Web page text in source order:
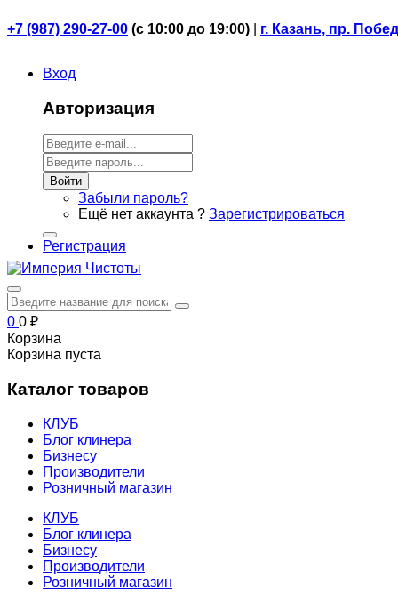
+7 (987) 290-27-00 (с 10:00 до 19:00) г. Казань, пр.
Вход
Авторизация
Войти
Забыли пароль?
Ещё нет аккаунта ? Зарегистрироваться
Регистрация
0 0 ₽
Корзина
Корзина пуста
Каталог товаров
КЛУБ
Блог клинера
Бизнесу
Производители
Розничный магазин
КЛУБ
Блог клинера
Бизнесу
Производители
Розничный магазин